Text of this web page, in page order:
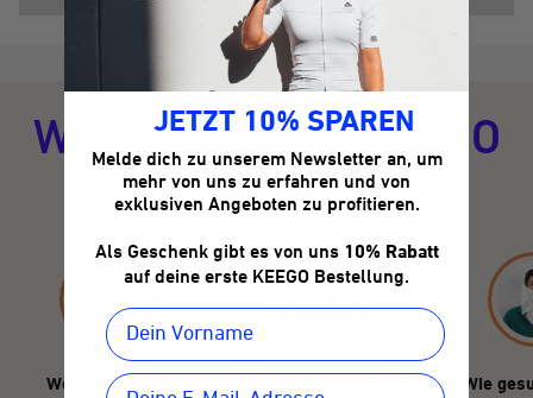
WAS ZEICHNET KEEGO
AUS?
Wo nutzt du die
Wie
JETZT 10% SPAREN
Melde dich zu unserem Newsletter an, um
mehr von uns zu erfahren und von
exklusiven Angeboten zu profitieren.
Als Geschenk gibt es von uns 10% Rabatt
auf deine erste KEEGO Bestellung.